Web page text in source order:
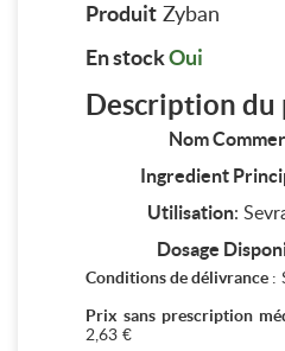
ProduitZyban
En stockOui
Description
Nom
Ingredient
Utilisation:
Dosage
Conditions de délivrance :
Prix sans prescription
2,63 €